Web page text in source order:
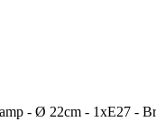
- Ø 22cm - 1xE27 -